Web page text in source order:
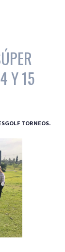
Y 15
TORNEOS.